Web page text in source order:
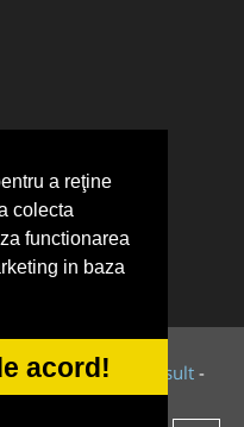
a reţine
colecta
functionarea
in baza
acord!
&Tokaido Consult -